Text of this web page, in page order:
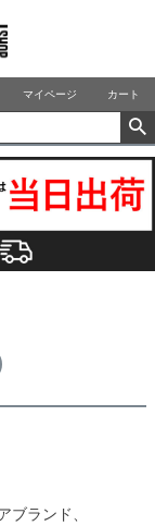
マイページ カート
ブランド、